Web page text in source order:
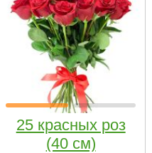
25 красных роз
(40 см)